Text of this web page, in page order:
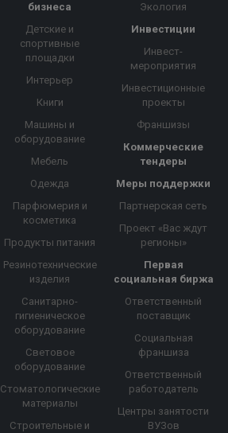
бизнеса
Детские и
спортивные
площадки
Интерьер
Книги
Машины и
оборудование
Мебель
Одежда
Парфюмерия и
косметика
Продукты питания
Резинотехнические
изделия
Санитарно-
гигиеническое
оборудование
Световое
оборудование
Стоматологические
материалы
Строительные и
Экология
Инвестиции
Инвест-
мероприятия
Инвестиционные
проекты
Франшизы
Коммерческие
тендеры
Меры поддержки
Партнерская сеть
Проект «Вас ждут
регионы»
Первая
социальная биржа
Ответственный
поставщик
Социальная
франшиза
Ответственный
работодатель
Центры занятости
ВУЗов